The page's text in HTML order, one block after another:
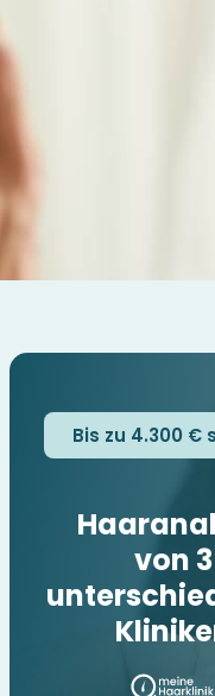
Bis zu 4.300 €
von 3